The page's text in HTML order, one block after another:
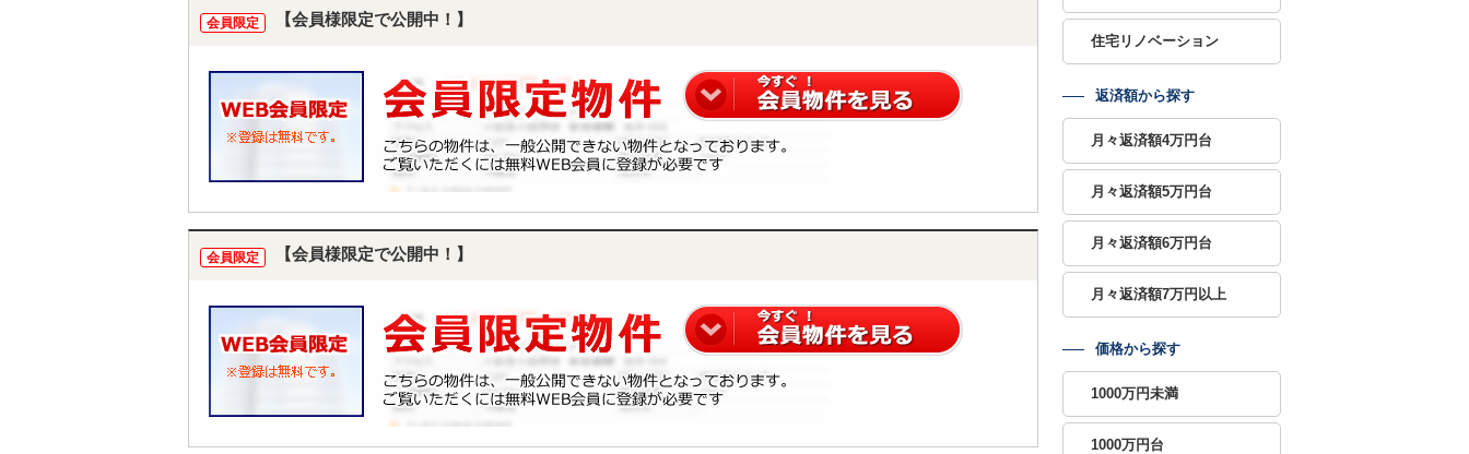
会員限定 【会員様限定で公開中！】
会員限定 【会員様限定で公開中！】
住宅リノベーション
返済額から探す
月々返済額4万円台
月々返済額5万円台
月々返済額6万円台
月々返済額7万円以上
価格から探す
1000万円未満
1000万円台